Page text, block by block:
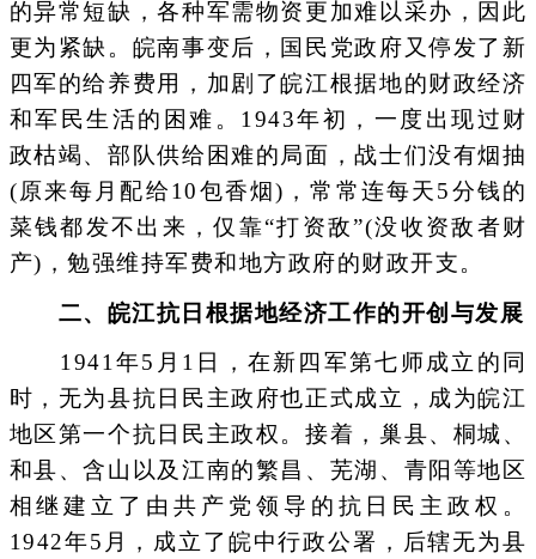
的异常短缺，各种军需物资更加难以采办，因此
更为紧缺。皖南事变后，国民党政府又停发了新
四军的给养费用，加剧了皖江根据地的财政经济
和军民生活的困难。1943年初，一度出现过财
政枯竭、部队供给困难的局面，战士们没有烟抽
(原来每月配给10包香烟)，常常连每天5分钱的
菜钱都发不出来，仅靠“打资敌”(没收资敌者财
产)，勉强维持军费和地方政府的财政开支。
二、皖江抗日根据地经济工作的开创与发展
1941年5月1日，在新四军第七师成立的同
时，无为县抗日民主政府也正式成立，成为皖江
地区第一个抗日民主政权。接着，巢县、桐城、
和县、含山以及江南的繁昌、芜湖、青阳等地区
相继建立了由共产党领导的抗日民主政权。
1942年5月，成立了皖中行政公署，后辖无为县